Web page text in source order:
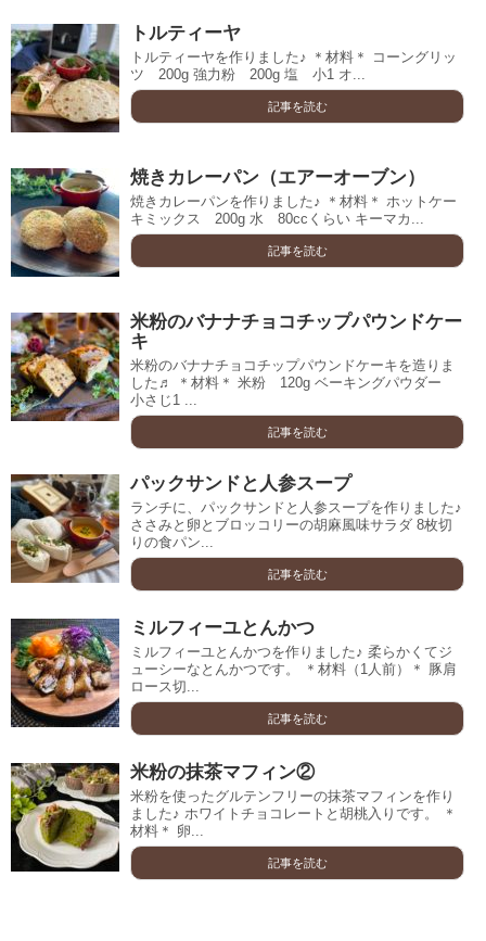
トルティーヤ
トルティーヤを作りました♪ ＊材料＊ コーングリッ
ツ 200g 強力粉 200g 塩 小1 オ...
記事を読む
焼きカレーパン（エアーオーブン）
焼きカレーパンを作りました♪ ＊材料＊ ホットケー
キミックス 200g 水 80ccくらい キーマカ...
記事を読む
米粉のバナナチョコチップパウンドケー
キ
米粉のバナナチョコチップパウンドケーキを造りま
した♬ ＊材料＊ 米粉 120g ベーキングパウダー
小さじ1 ...
記事を読む
パックサンドと人参スープ
ランチに、パックサンドと人参スープを作りました♪
ささみと卵とブロッコリーの胡麻風味サラダ 8枚切
りの食パン...
記事を読む
ミルフィーユとんかつ
ミルフィーユとんかつを作りました♪ 柔らかくてジ
ューシーなとんかつです。 ＊材料（1人前）＊ 豚肩
ロース切...
記事を読む
米粉の抹茶マフィン②
米粉を使ったグルテンフリーの抹茶マフィンを作り
ました♪ ホワイトチョコレートと胡桃入りです。 ＊
材料＊ 卵...
記事を読む